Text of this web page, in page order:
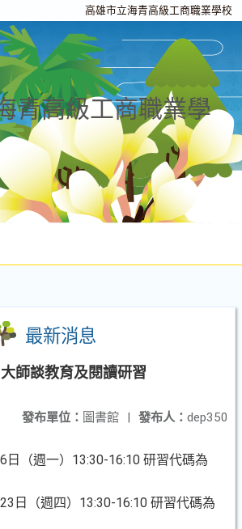
高雄市立海青高級工商職業學校
青高級工商職業學
最新消息
師談教育及閱讀研習
發布人： dep350
發布單位： 圖書館 |
日（週一）13:30-16:10 研習代碼為
日（週四）13:30-16:10 研習代碼為